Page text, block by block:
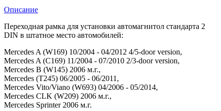
Описание
Переходная рамка для установки автомагнитол стандарта 2
DIN в штатное место автомобилей:
Mercedes A (W169) 10/2004 - 04/2012 4/5-door version,
Mercedes A (C169) 11/2004 - 07/2010 2/3-door version,
Mercedes В (W145) 2006 м.г.,
Mercedes (T245) 06/2005 - 06/2011,
Mercedes Vito/Viano (W693) 04/2006 - 05/2014,
Mercedes CLK (W209) 2006 м.г.,
Mercedes Sprinter 2006 м.г.